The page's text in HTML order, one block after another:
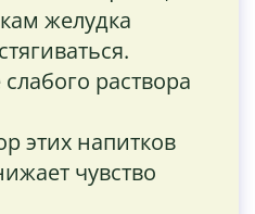
желудка
раствора
этих напитков
чувство